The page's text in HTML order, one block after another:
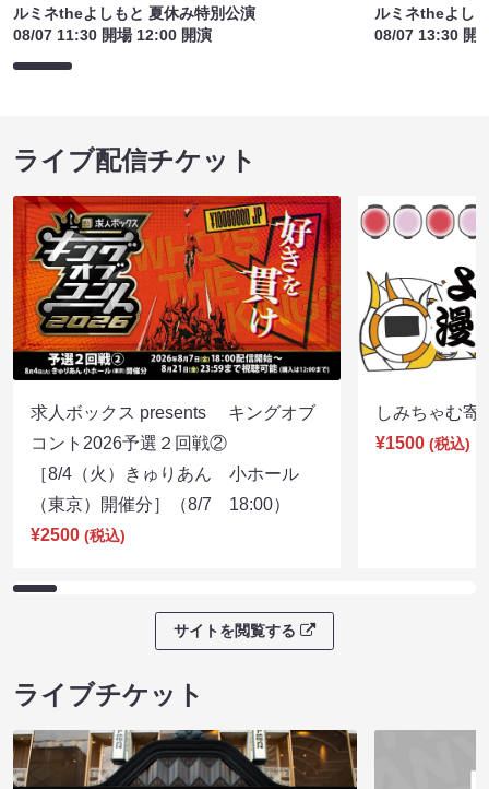
ルミネtheよしもと 夏休み特別公演
08/07 11:30 開場 12:00 開演
ルミネtheよし
08/07 13:30 開
ライブ配信チケット
求人ボックス presents キングオブ
コント2026予選２回戦②
［8/4（火）きゅりあん 小ホール
（東京）開催分］（8/7 18:00）
¥2500 (税込)
しみちゃむ
¥1500 (税込)
サイトを閲覧する
ライブチケット